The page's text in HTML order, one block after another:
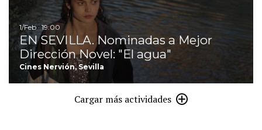
1/Feb · 19:00
EN SEVILLA. Nominadas a Mejor
Dirección Novel: "El agua"
Cines Nervión, Sevilla
Cargar más actividades